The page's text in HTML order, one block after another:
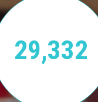
29,332